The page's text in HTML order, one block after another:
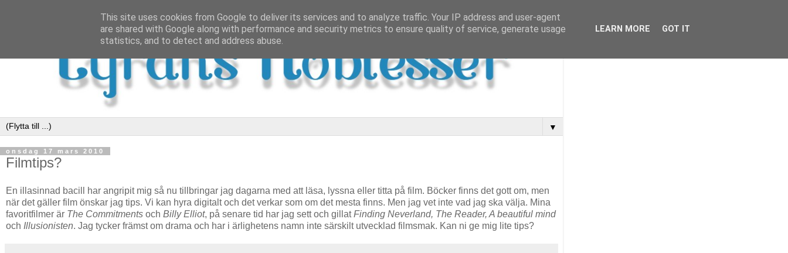
▼
onsdag 17 mars 2010
Filmtips?
En illasinnad bacill har angripit mig så nu tillbringar jag dagarna med att läsa, lyssna eller titta på film. Böcker finns det gott om, men
när det gäller film önskar jag tips. Vi kan hyra digitalt och det verkar som om det mesta finns. Men jag vet inte vad jag ska välja. Mina
favoritfilmer är The Commitments och Billy Elliot, på senare tid har jag sett och gillatFinding Neverland, The Reader, A beautiful mind
och Illusionisten. Jag tycker främst om drama och har i ärlighetens namn inte särskilt utvecklad filmsmak. Kan ni ge mig lite tips?
This site uses cookies from Google to deliver its services and to analyze traffic. Your IP address and user-agent
are shared with Google along with performance and security metrics to ensure quality of service, generate usage
statistics, and to detect and address abuse.
LEARN MORE GOT IT